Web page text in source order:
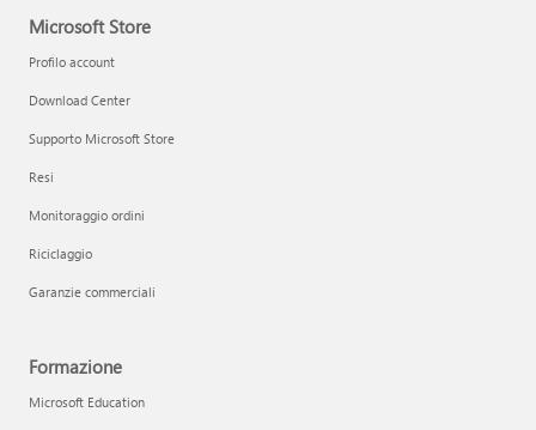
Microsoft Store
Profilo account
Download Center
Supporto Microsoft Store
Resi
Monitoraggio ordini
Riciclaggio
Garanzie commerciali
Formazione
Microsoft Education